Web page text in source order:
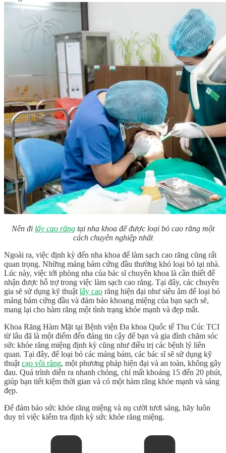
Nên đi lấy cao răng tại nha khoa để được loại bỏ cao răng một
cách chuyên nghiệp nhất
Ngoài ra, việc định kỳ đến nha khoa để làm sạch cao răng cũng rất
quan trọng. Những mảng bám cứng đầu thường khó loại bỏ tại nhà.
Lúc này, việc tới phòng nha của bác sĩ chuyên khoa là cần thiết để
nhận được hỗ trợ trong việc làm sạch cao răng. Tại đây, các chuyên
gia sẽ sử dụng kỹ thuật lấy cao răng hiện đại như siêu âm để loại bỏ
mảng bám cứng đầu và đảm bảo khoang miệng của bạn sạch sẽ,
mang lại cho hàm răng một tình trạng khỏe mạnh và đẹp mắt.
Khoa Răng Hàm Mặt tại Bệnh viện Đa khoa Quốc tế Thu Cúc TCI
từ lâu đã là một điểm đến đáng tin cậy để bạn và gia đình chăm sóc
sức khỏe răng miệng định kỳ cũng như điều trị các bệnh lý liên
quan. Tại đây, để loại bỏ các mảng bám, các bác sĩ sẽ sử dụng kỹ
thuật cạo vôi răng, một phương pháp hiện đại và an toàn, không gây
đau. Quá trình diễn ra nhanh chóng, chỉ mất khoảng 15 đến 20 phút,
giúp bạn tiết kiệm thời gian và có một hàm răng khỏe mạnh và sáng
đẹp.
Để đảm bảo sức khỏe răng miệng và nụ cười tươi sáng, hãy luôn
duy trì việc kiểm tra định kỳ sức khỏe răng miệng.